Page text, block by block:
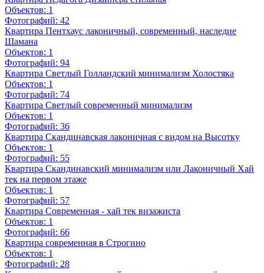
Объектов: 1
Фотографий: 42
Квартира Пентхаус лаконичный, современный, наследие
Шамана
Объектов: 1
Фотографий: 94
Квартира Светлый Голландский минимализм Холостяка
Объектов: 1
Фотографий: 74
Квартира Светлый современный минимализм
Объектов: 1
Фотографий: 36
Квартира Скандинавская лаконичная с видом на Высотку
Объектов: 1
Фотографий: 55
Квартира Скандинавский минимализм или Лаконичный Хай
тек на первом этаже
Объектов: 1
Фотографий: 57
Квартира Современная - хай тек визажиста
Объектов: 1
Фотографий: 66
Квартира современная в Строгино
Объектов: 1
Фотографий: 28